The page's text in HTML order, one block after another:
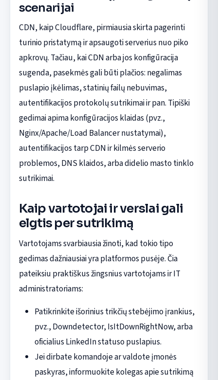
scenarijai
CDN, kaip Cloudflare, pirmiausia skirta pagerinti
turinio pristatymą ir apsaugoti serverius nuo piko
apkrovų. Tačiau, kai CDN arba jos konfigūracija
sugenda, pasekmės gali būti plačios: negalimas
puslapio įkėlimas, statinių failų nebuvimas,
autentifikacijos protokolų sutrikimai ir pan. Tipiški
gedimai apima konfigūracijos klaidas (pvz.,
Nginx/Apache/Load Balancer nustatymai),
autentifikacijos tarp CDN ir kilmės serverio
problemos, DNS klaidos, arba didelio masto tinklo
sutrikimai.
Kaip vartotojai ir verslai gali
elgtis per sutrikimą
Vartotojams svarbiausia žinoti, kad tokio tipo
gedimas dažniausiai yra platformos pusėje. Čia
pateiksiu praktiškus žingsnius vartotojams ir IT
administratoriams:
Patikrinkite išorinius trikčių stebėjimo įrankius,
pvz., Downdetector, IsItDownRightNow, arba
oficialius LinkedIn statuso puslapius.
Jei dirbate komandoje ar valdote įmonės
paskyras, informuokite kolegas apie sutrikimą